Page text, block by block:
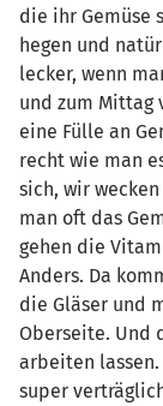
die ihr Gemüse
hegen und
lecker, wenn
und zum Mittag
eine Fülle an
recht wie man
sich, wir
man oft das
gehen die
Anders. Da
die Gläser und
Oberseite. Und
arbeiten lassen.
super